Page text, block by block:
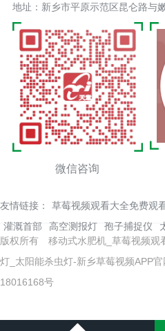
地址：新乡市平原示范区昆仑路与
微信咨询
友情链接： 草莓视频观看大全免费观
灌溉首部
高空测报灯 孢子捕捉仪
版权所有 移动式水肥机_草莓视频观
灯_太阳能杀虫灯-新乡草莓视频APP
18016168号